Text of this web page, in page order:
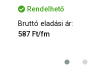
Rendelhető
Bruttó eladási ár:
587 Ft/fm